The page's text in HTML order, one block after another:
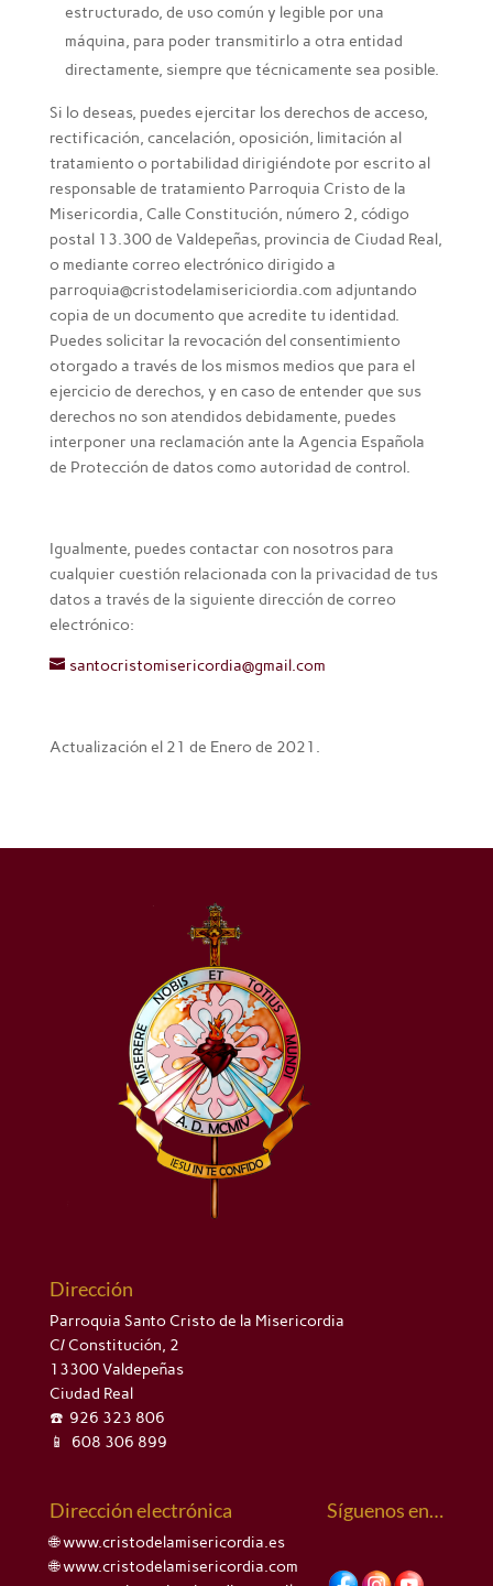
estructurado, de uso común y legible por una
máquina, para poder transmitirlo a otra entidad
directamente, siempre que técnicamente sea posible.
Si lo deseas, puedes ejercitar los derechos de acceso,
rectificación, cancelación, oposición, limitación al
tratamiento o portabilidad dirigiéndote por escrito al
responsable de tratamiento Parroquia Cristo de la
Misericordia, Calle Constitución, número 2, código
postal 13.300 de Valdepeñas, provincia de Ciudad Real,
o mediante correo electrónico dirigido a
parroquia@cristodelamisericiordia.com adjuntando
copia de un documento que acredite tu identidad.
Puedes solicitar la revocación del consentimiento
otorgado a través de los mismos medios que para el
ejercicio de derechos, y en caso de entender que sus
derechos no son atendidos debidamente, puedes
interponer una reclamación ante la Agencia Española
de Protección de datos como autoridad de control.
Igualmente, puedes contactar con nosotros para
cualquier cuestión relacionada con la privacidad de tus
datos a través de la siguiente dirección de correo
electrónico:
santocristomisericordia@gmail.com
Actualización el 21 de Enero de 2021.
Dirección
Parroquia Santo Cristo de la Misericordia
C/ Constitución, 2
13300 Valdepeñas
Ciudad Real
☎️ 926 323 806
📱 608 306 899
Dirección electrónica
🌐 www.cristodelamisericordia.es
🌐 www.cristodelamisericordia.com
Síguenos en…